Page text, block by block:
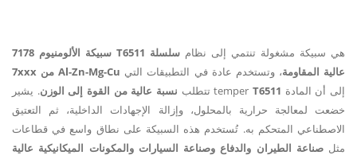
سبيكة الألومنيوم 7178 T6511 هي سبيكة مشغولة تنتمي إلى نظام سلسلة
7xxx من Al-Zn-Mg-Cu عالية المقاومة، وتستخدم عادة في التطبيقات التي
تتطلب نسبة عالية من القوة إلى الوزن . يشير temperT6511
خضعت لمعالجة حرارية بالمحلول، وإزالة الإجهادات الداخلية، ثم التعتيق
الاصطناعي المتحكم به. تُستخدم هذه السبيكة على نطاق واسع في قطاعات
مثلصناعة الطيران والدفاع وصناعة السيارات والمكونات الميكانيكية عالية